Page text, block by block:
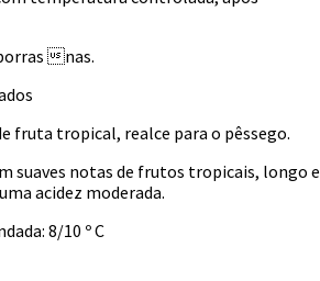
nas.
fruta tropical, realce para o pêssego.
suaves notas de frutos tropicais, longo e
acidez moderada.
8/10 º C